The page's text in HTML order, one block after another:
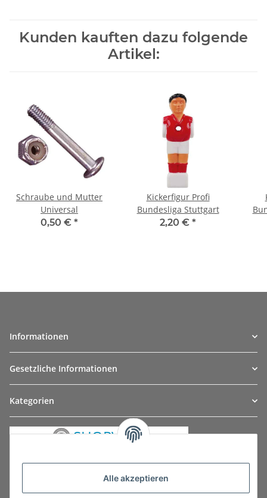
Kunden kauften dazu folgende
Artikel:
Schraube und Mutter
Universal
0,50 € *
Kickerfigur Profi
Bundesliga Stuttgart
2,20 € *
Informationen
Gesetzliche Informationen
Kategorien
Alle akzeptieren